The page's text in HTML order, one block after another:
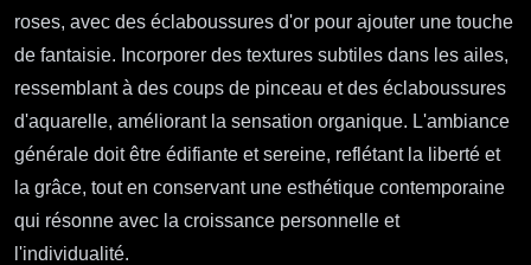
roses, avec des éclaboussures d'or pour ajouter une touche
de fantaisie. Incorporer des textures subtiles dans les ailes,
ressemblant à des coups de pinceau et des éclaboussures
d'aquarelle, améliorant la sensation organique. L'ambiance
générale doit être édifiante et sereine, reflétant la liberté et
la grâce, tout en conservant une esthétique contemporaine
qui résonne avec la croissance personnelle et
l'individualité.